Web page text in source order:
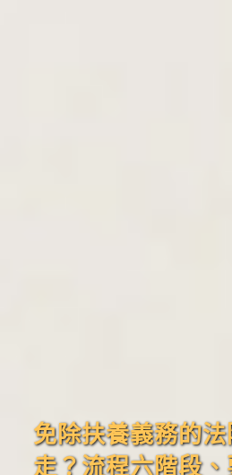
免除扶養義務的
走？流程六階段